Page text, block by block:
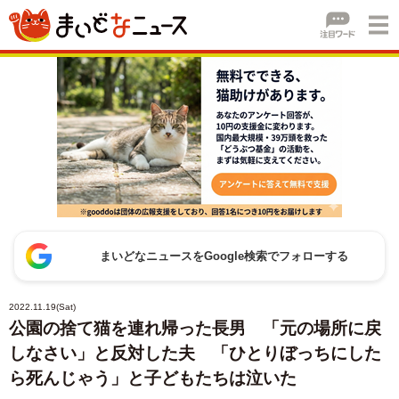
まいどなニュースをGoogle検索でフォローする
2022.11.19(Sat)
公園の捨て猫を連れ帰った長男 「元の場所に戻
しなさい」と反対した夫 「ひとりぼっちにした
ら死んじゃう」と子どもたちは泣いた